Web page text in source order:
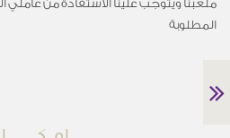
ملعبنا ويتوجب علينا الاستفادة من عاملي
المطلوبة